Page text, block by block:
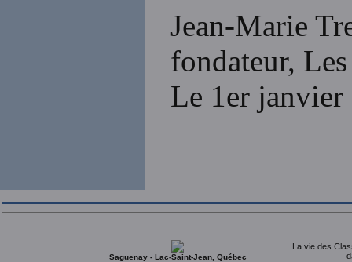
Jean-Marie
fondateur,
Le 1er janvier
Saguenay - Lac-Saint-Jean, Québec
La vie des